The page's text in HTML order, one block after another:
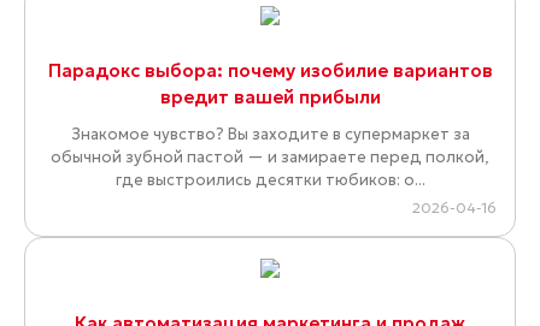
Парадокс выбора: почему изобилие вариантов
вредит вашей прибыли
Знакомое чувство? Вы заходите в супермаркет за
обычной зубной пастой — и замираете перед полкой,
где выстроились десятки тюбиков: о...
2026-04-16